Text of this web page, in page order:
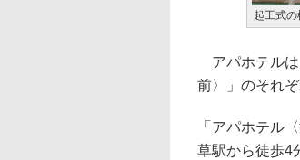
起工式の
アパホテルは
前〉」のそれ
「アパホテル
草駅から徒歩4